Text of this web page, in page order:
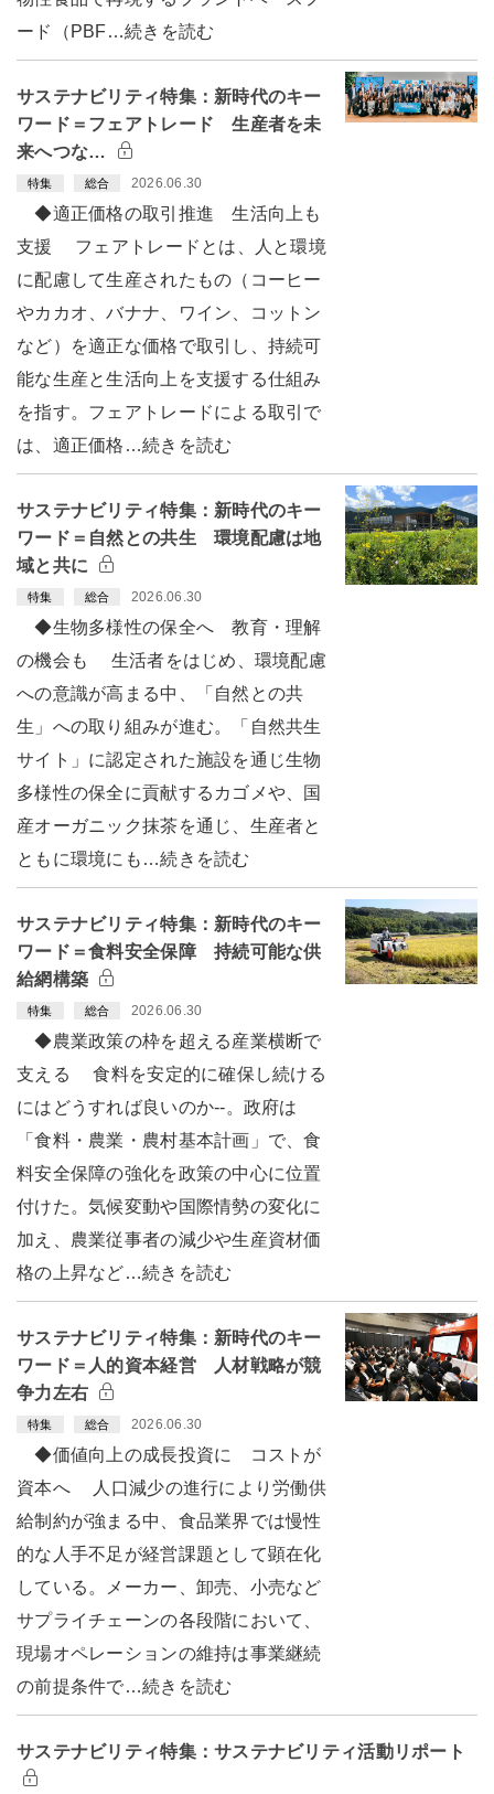
ード（PBF…続きを読む
サステナビリティ特集：新時代のキー
ワード＝フェアトレード 生産者を未
来へつな…
特集 総合 2026.06.30
◆適正価格の取引推進 生活向上も
支援 フェアトレードとは、人と環境
に配慮して生産されたもの（コーヒー
やカカオ、バナナ、ワイン、コットン
など）を適正な価格で取引し、持続可
能な生産と生活向上を支援する仕組み
を指す。フェアトレードによる取引で
は、適正価格…続きを読む
サステナビリティ特集：新時代のキー
ワード＝自然との共生 環境配慮は地
域と共に
特集 総合 2026.06.30
◆生物多様性の保全へ 教育・理解
の機会も 生活者をはじめ、環境配慮
への意識が高まる中、「自然との共
生」への取り組みが進む。「自然共生
サイト」に認定された施設を通じ生物
多様性の保全に貢献するカゴメや、国
産オーガニック抹茶を通じ、生産者と
ともに環境にも…続きを読む
サステナビリティ特集：新時代のキー
ワード＝食料安全保障 持続可能な供
給網構築
特集 総合 2026.06.30
◆農業政策の枠を超える産業横断で
支える 食料を安定的に確保し続ける
にはどうすれば良いのか--。政府は
「食料・農業・農村基本計画」で、食
料安全保障の強化を政策の中心に位置
付けた。気候変動や国際情勢の変化に
加え、農業従事者の減少や生産資材価
格の上昇など…続きを読む
サステナビリティ特集：新時代のキー
ワード＝人的資本経営 人材戦略が競
争力左右
特集 総合 2026.06.30
◆価値向上の成長投資に コストが
資本へ 人口減少の進行により労働供
給制約が強まる中、食品業界では慢性
的な人手不足が経営課題として顕在化
している。メーカー、卸売、小売など
サプライチェーンの各段階において、
現場オペレーションの維持は事業継続
の前提条件で…続きを読む
サステナビリティ特集：サステナビリティ活動リポート